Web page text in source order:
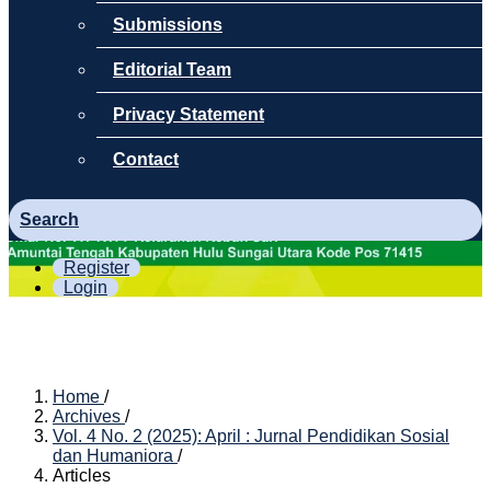
Submissions
Editorial Team
Privacy Statement
Contact
Search
Register
Login
Home /
Archives /
Vol. 4 No. 2 (2025): April : Jurnal Pendidikan Sosial
dan Humaniora /
Articles